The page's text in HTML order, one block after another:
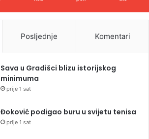
Posljednje Komentari
Sava u Gradišci blizu istorijskog
minimuma
prije 1 sat
Đoković podigao buru u svijetu tenisa
prije 1 sat